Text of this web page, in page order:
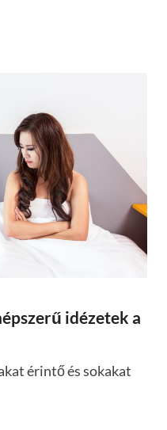
idézetek a
érintő és sokakat